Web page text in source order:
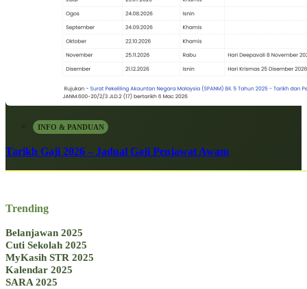
INFO & PANDUAN
Tarikh Gaji 2026 – Jadual Gaji Penjawat Awam
Trending
Belanjawan 2025
Cuti Sekolah 2025
MyKasih STR 2025
Kalendar 2025
SARA 2025